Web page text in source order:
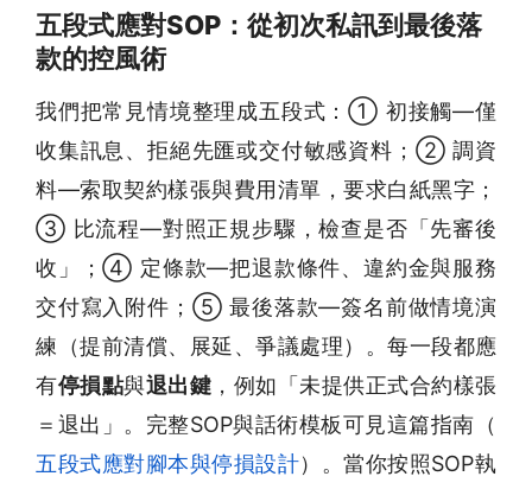
五段式應對SOP：從初次私訊到最後落
款的控風術
我們把常見情境整理成五段式：① 初接觸—僅
收集訊息、拒絕先匯或交付敏感資料；② 調資
料—索取契約樣張與費用清單，要求白紙黑字；
③ 比流程—對照正規步驟，檢查是否「先審後
收」；④ 定條款—把退款條件、違約金與服務
交付寫入附件；⑤ 最後落款—簽名前做情境演
練（提前清償、展延、爭議處理）。每一段都應
有停損點與退出鍵 ，例如「未提供正式合約樣張
＝退出」。完整SOP與話術模板可見這篇指南（
五段式應對腳本與停損設計）。當你按照SOP執